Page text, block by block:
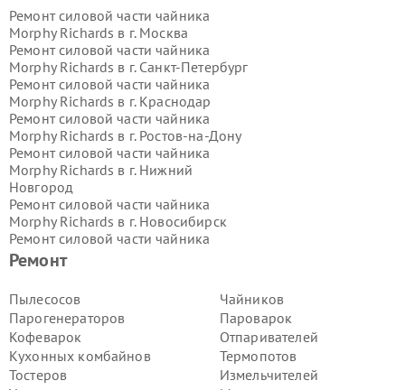
Ремонт
Пылесосов
Парогенераторов
Кофеварок
Кухонных комбайнов
Тостеров
Чайников
Пароварок
Отпаривателей
Термопотов
Измельчителей
Ремонт силовой части чайника
Morphy Richards в г. Москва
Ремонт силовой части чайника
Morphy Richards в г. Санкт-Петербург
Ремонт силовой части чайника
Morphy Richards в г. Краснодар
Ремонт силовой части чайника
Morphy Richards в г. Ростов-на-Дону
Ремонт силовой части чайника
Morphy Richards в г. Нижний
Новгород
Ремонт силовой части чайника
Morphy Richards в г. Новосибирск
Ремонт силовой части чайника
Morphy Richards в г.
Ремонт силовой части чайника
Ремонт силовой части чайника
Morphy Richards в г.
Ремонт силовой части чайника
Morphy Richards в г.Волгоград
Ремонт силовой части чайника